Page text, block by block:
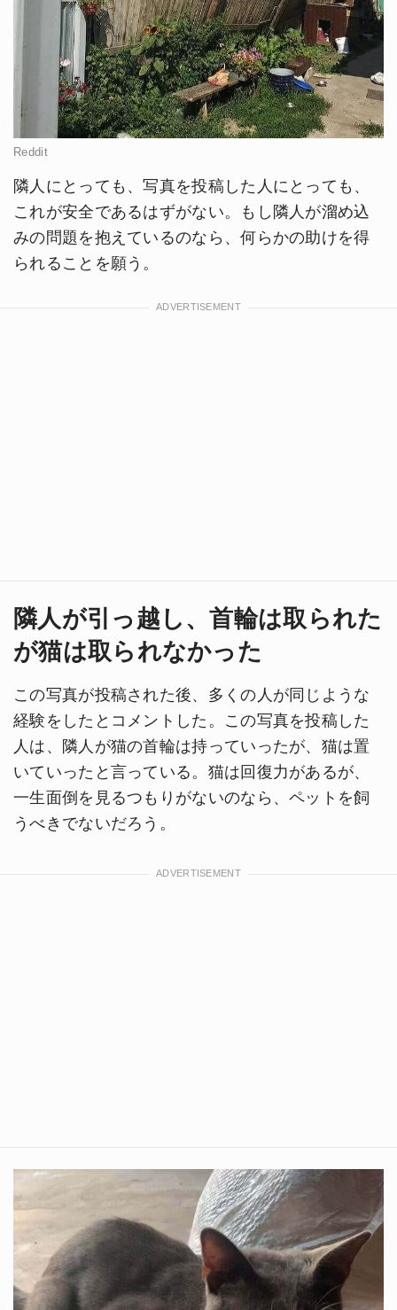
Reddit
隣人にとっても、写真を投稿した人にとっても、
これが安全であるはずがない。もし隣人が溜め込
みの問題を抱えているのなら、何らかの助けを得
られることを願う。
隣人が引っ越し、首輪は取られた
が猫は取られなかった
この写真が投稿された後、多くの人が同じような
経験をしたとコメントした。この写真を投稿した
人は、隣人が猫の首輪は持っていったが、猫は置
いていったと言っている。猫は回復力があるが、
一生面倒を見るつもりがないのなら、ペットを飼
うべきでないだろう。